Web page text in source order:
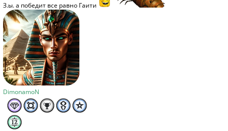
З.ы. а победит все равно Гаити
DimonamoN